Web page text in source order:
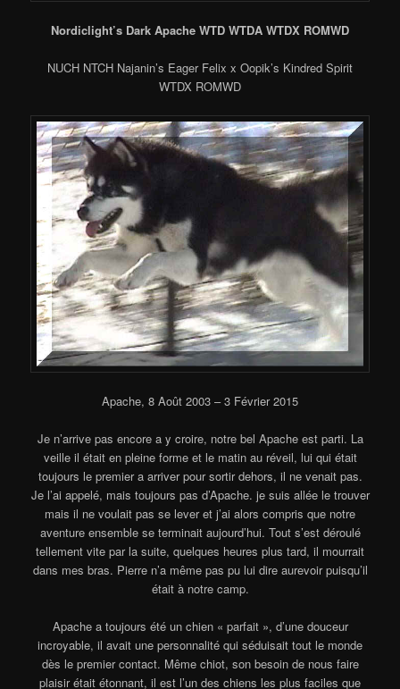
Nordiclight’s Dark Apache WTD WTDA WTDX ROMWD
NUCH NTCH Najanin’s Eager Felix x Oopik’s Kindred Spirit
WTDX ROMWD
Apache, 8 Août 2003 – 3 Février 2015
Je n’arrive pas encore a y croire, notre bel Apache est parti. La
veille il était en pleine forme et le matin au réveil, lui qui était
toujours le premier a arriver pour sortir dehors, il ne venait pas.
Je l’ai appelé, mais toujours pas d’Apache. je suis allée le trouver
mais il ne voulait pas se lever et j’ai alors compris que notre
aventure ensemble se terminait aujourd’hui. Tout s’est déroulé
tellement vite par la suite, quelques heures plus tard, il mourrait
dans mes bras. Pierre n’a même pas pu lui dire aurevoir puisqu’il
était à notre camp.
Apache a toujours été un chien « parfait », d’une douceur
incroyable, il avait une personnalité qui séduisait tout le monde
dès le premier contact. Même chiot, son besoin de nous faire
plaisir était étonnant, il est l’un des chiens les plus faciles que